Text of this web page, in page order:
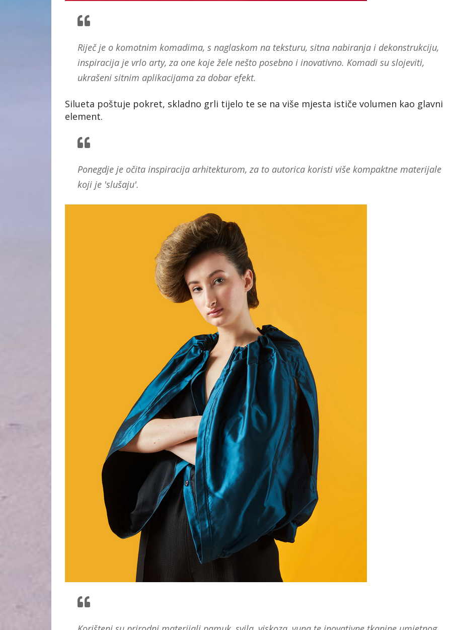
Riječ je o komotnim komadima, s naglaskom na teksturu, sitna nabiranja i dekonstrukciju,
inspiracija je vrlo arty, za one koje žele nešto posebno i inovativno. Komadi su slojeviti,
ukrašeni sitnim aplikacijama za dobar efekt.
Silueta poštuje pokret, skladno grli tijelo te se na više mjesta ističe volumen kao glavni
element.
Ponegdje je očita inspiracija arhitekturom, za to autorica koristi više kompaktne materijale
koji je 'slušaju'.